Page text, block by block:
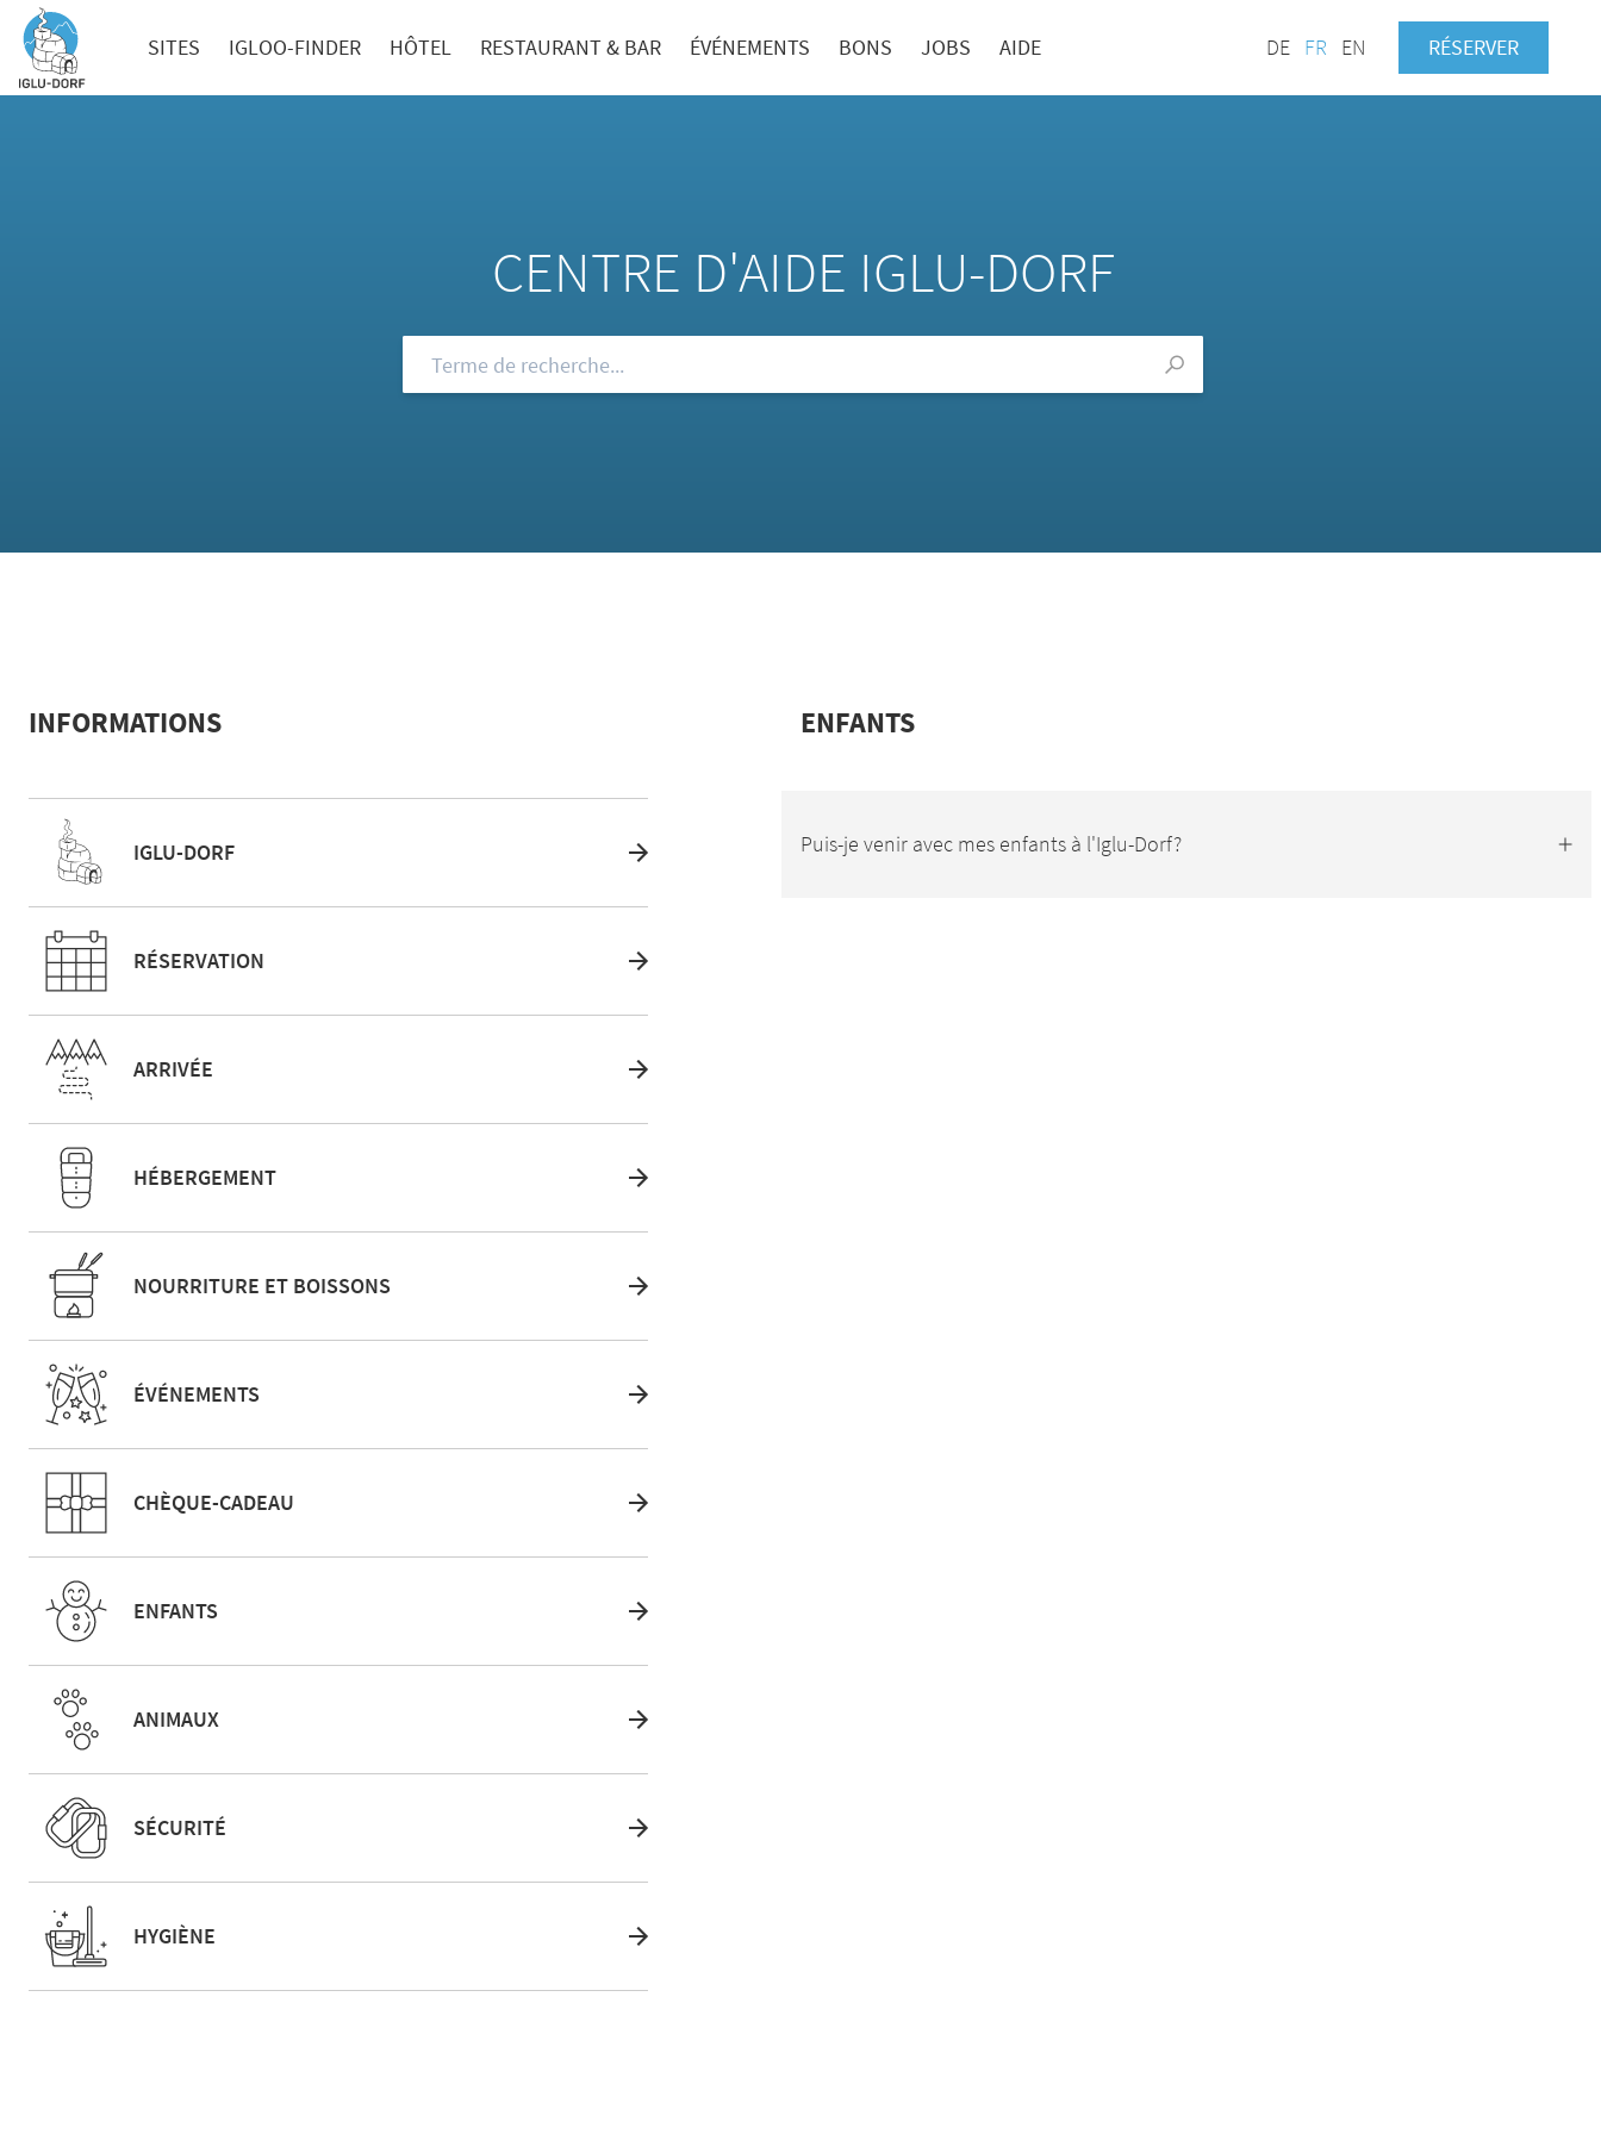
SITES IGLOO-FINDER HÔTEL RESTAURANT & BAR ÉVÉNEMENTS BONS JOBS AIDE DE FR EN RÉSERVER
CENTRE D'AIDE IGLU-DORF
INFORMATIONS
IGLU-DORF
RÉSERVATION
ARRIVÉE
HÉBERGEMENT
NOURRITURE ET BOISSONS
ÉVÉNEMENTS
CHÈQUE-CADEAU
ENFANTS
ANIMAUX
SÉCURITÉ
HYGIÈNE
ENFANTS
Puis-je venir avec mes enfants à l'Iglu-Dorf?